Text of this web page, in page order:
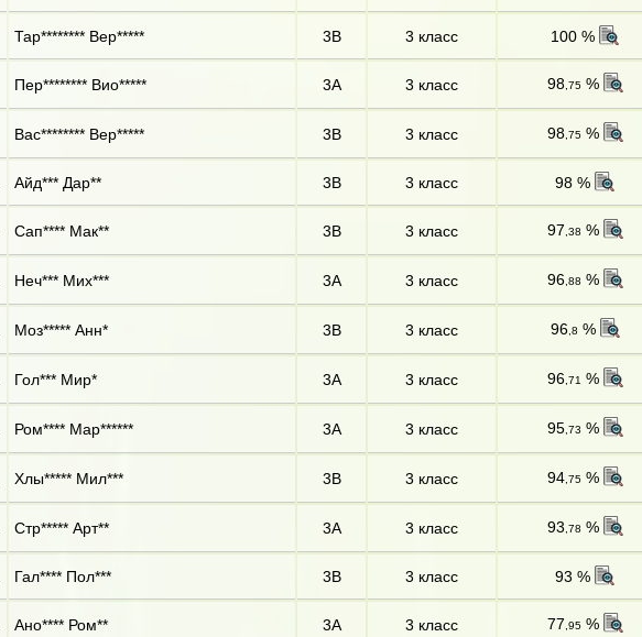
Тар******** Вер***** 3В 3 класс 100 %
Пер******** Вио***** 3А 3 класс 98,75%
Вас******** Вер***** 3В 3 класс 98,75%
Айд*** Дар** 3В 3 класс 98 %
Сап**** Мак** 3В 3 класс 97 ,38 %
Неч*** Мих*** 3А 3 класс 96,88 %
Моз***** Анн* 3В 3 класс 96,8 %
Гол*** Мир* 3А 3 класс 96,71 %
Ром**** Мар****** 3А 3 класс 95,73 %
Хлы***** Мил*** 3В 3 класс 94,75%
Стр***** Арт** 3А 3 класс 93 ,78 %
Гал**** Пол*** 3В 3 класс 93 %
Ано**** Ром** 3А 3 класс 77 ,95%